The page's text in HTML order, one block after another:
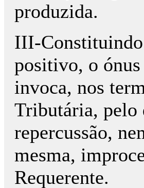
produzida.
III-Constituindo
positivo, o
invoca, nos
Tributária, pelo
repercussão,
mesma,
Requerente.